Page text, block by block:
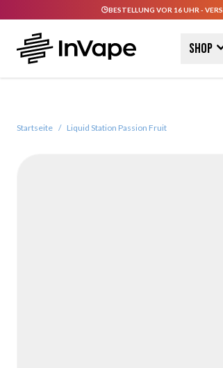
BESTELLUNG VOR 16 UHR -
Shop
Startseite / Liquid Station Passion Fruit